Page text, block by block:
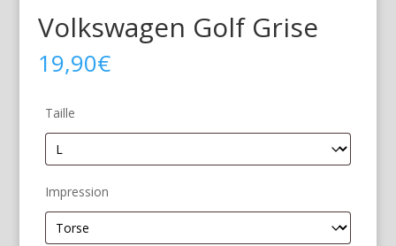
Volkswagen Golf Grise
19,90€
Taille
Impression